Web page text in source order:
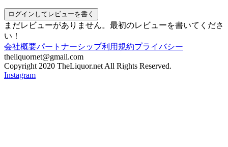
ログインしてレビューを書く
まだレビューがありません。最初のレビューを書いてくださ
い！
会社概要パートナーシップ利用規約プライバシー
theliquornet@gmail.com
Copyright 2020 TheLiquor.net All Rights Reserved.
Instagram